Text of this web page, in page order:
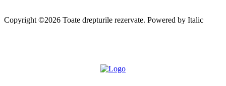
Copyright ©2026 Toate drepturile rezervate. Powered by Italic